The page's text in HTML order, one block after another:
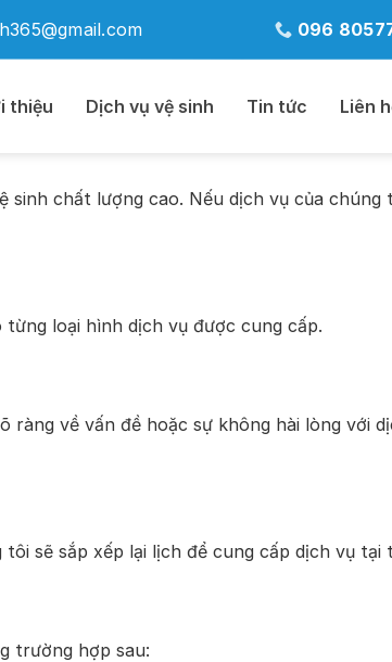
096
thiệu Dịch vụ vệ sinh Tin tức Liên
sinh chất lượng cao. Nếu dịch vụ của
loại hình dịch vụ được cung cấp.
về vấn đề hoặc sự không hài lòng với
sẽ sắp xếp lại lịch để cung cấp dịch vụ
trường hợp sau: